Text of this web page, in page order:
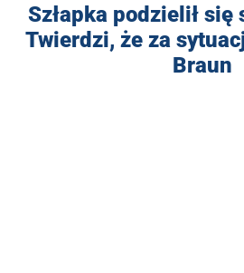
Szłapka podzielił się
Twierdzi, że za
Braun